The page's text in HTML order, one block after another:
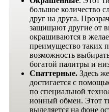
большое количество
друг на друга.
защищают другие от
окрашиваются в
преимущество таких
возможность
богатой палитры и
Спаттерные. Здесь
достигается с
по специальной
ионный обмен. Этот
выделяется на фоне